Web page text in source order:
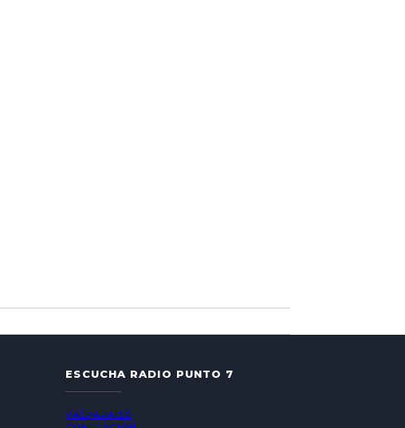
ESCUCHA RADIO PUNTO 7
VALPARAÍSO